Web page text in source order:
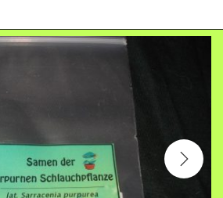
o
g
a
t
o
e
n
t